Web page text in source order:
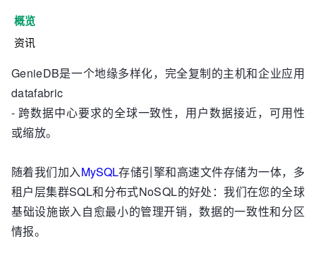
概览
资讯
GenieDB是一个地缘多样化，完全复制的主机和企业应用
datafabric
- 跨数据中心要求的全球一致性，用户数据接近，可用性
或缩放。
随着我们加入MySQL存储引擎和高速文件存储为一体，多
租户层集群SQL和分布式NoSQL的好处：我们在您的全球
基础设施嵌入自愈最小的管理开销，数据的一致性和分区
情报。